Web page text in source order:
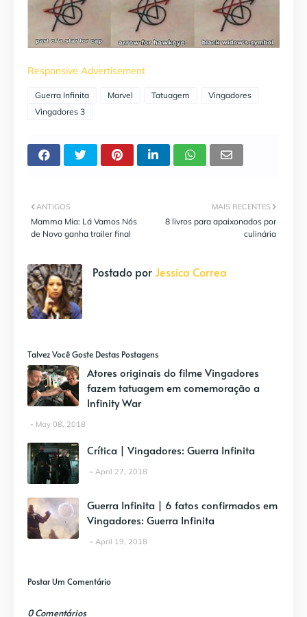
Responsive Advertisement
Guerra Infinita Marvel Tatuagem
Vingadores
Vingadores 3
MAIS RECENTES
8 livros para apaixonados por
culinária
ANTIGOS
Mamma Mia: Lá Vamos Nós
de Novo ganha trailer final
Postado porJessica Correa
Talvez Você Goste Destas Postagens
Atores originais do filme Vingadores
fazem tatuagem em comemoração a
Infinity War
May 08, 2018
Crítica | Vingadores: Guerra Infinita
April 27, 2018
Guerra Infinita | 6 fatos confirmados em
Vingadores: Guerra Infinita
April 19, 2018
Postar Um Comentário
0 Comentários